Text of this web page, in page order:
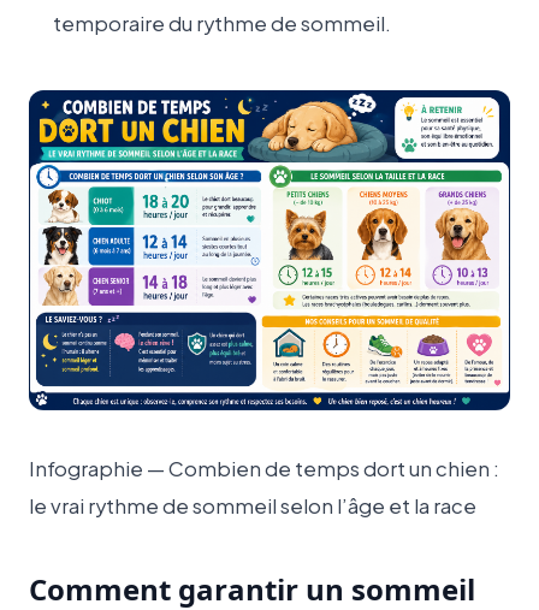
temporaire du rythme de sommeil.
Infographie — Combien de temps dort un chien :
le vrai rythme de sommeil selon l’âge et la race
Comment garantir un sommeil